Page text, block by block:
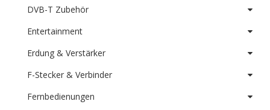
DVB-T Zubehör
Entertainment
Erdung & Verstärker
F-Stecker & Verbinder
Fernbedienungen